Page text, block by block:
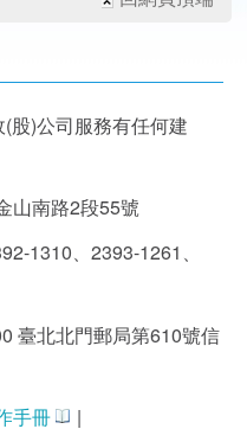
股)公司服務有任何建
山南路2段55號
1310、2393-1261、
臺北北門郵局第610號信
手冊 |